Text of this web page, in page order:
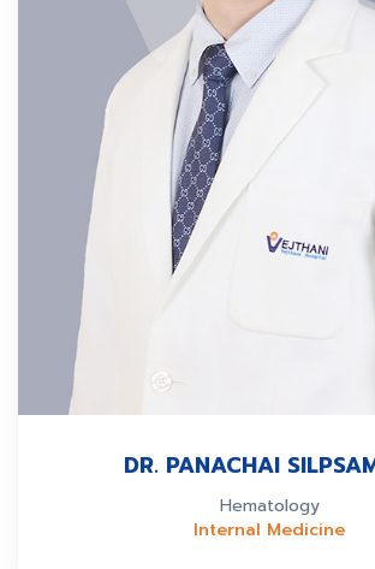
DR. PANACHAI
Hematology
Internal Medicine